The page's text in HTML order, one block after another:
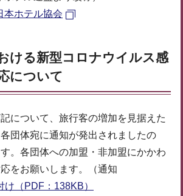
本ホテル協会
ける新型コロナウイルス感
について
について、旅行客の増加を見据えた
団体宛に通知が発出されましたの
。各団体への加盟・非加盟にかかわ
をお願いします。（通知
け（PDF：138KB）